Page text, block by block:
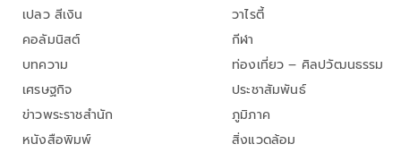
เปลว สีเงิน
คอลัมนิสต์
บทความ
เศรษฐกิจ
ข่าวพระราชสำนัก
หนังสือพิมพ์
วาไรตี้
กีฬา
ท่องเที่ยว – ศิลปวัฒนธรรม
ประชาสัมพันธ์
ภูมิภาค
สิ่งแวดล้อม